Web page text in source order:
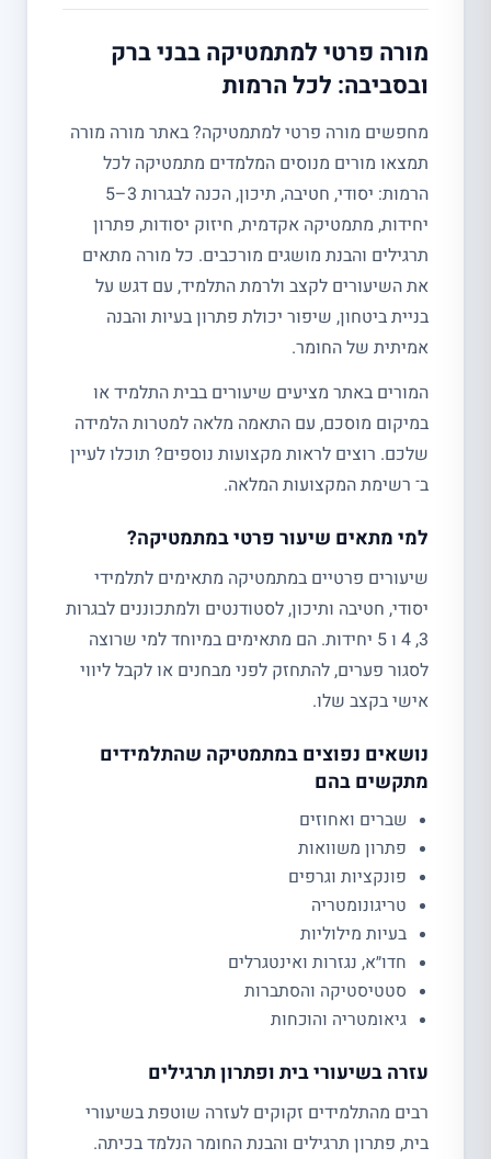
מורה פרטי למתמטיקה בבני ברק
ובסביבה: לכל הרמות
מחפשים מורה פרטי למתמטיקה? באתר מורה מורה
תמצאו מורים מנוסים המלמדים מתמטיקה לכל
הרמות: יסודי, חטיבה, תיכון, הכנה לבגרות 3–5
יחידות, מתמטיקה אקדמית, חיזוק יסודות, פתרון
תרגילים והבנת מושגים מורכבים. כל מורה מתאים
את השיעורים לקצב ולרמת התלמיד, עם דגש על
בניית ביטחון, שיפור יכולת פתרון בעיות והבנה
אמיתית של החומר.
המורים באתר מציעים שיעורים בבית התלמיד או
במיקום מוסכם, עם התאמה מלאה למטרות הלמידה
שלכם. רוצים לראות מקצועות נוספים? תוכלו לעיין
ב־ רשימת המקצועות המלאה.
למי מתאים שיעור פרטי במתמטיקה?
שיעורים פרטיים במתמטיקה מתאימים לתלמידי
יסודי, חטיבה ותיכון, לסטודנטים ולמתכוננים לבגרות
3, 4 ו 5 יחידות. הם מתאימים במיוחד למי שרוצה
לסגור פערים, להתחזק לפני מבחנים או לקבל ליווי
אישי בקצב שלו.
נושאים נפוצים במתמטיקה שהתלמידים
מתקשים בהם
שברים ואחוזים
פתרון משוואות
פונקציות וגרפים
טריגונומטריה
בעיות מילוליות
חדו״א, נגזרות ואינטגרלים
סטטיסטיקה והסתברות
גיאומטריה והוכחות
עזרה בשיעורי בית ופתרון תרגילים
רבים מהתלמידים זקוקים לעזרה שוטפת בשיעורי
בית, פתרון תרגילים והבנת החומר הנלמד בכיתה.